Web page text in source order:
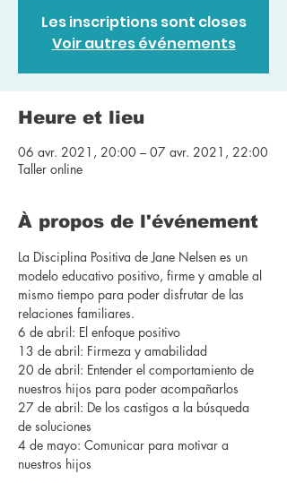
Les inscriptions sont closes
Voir autres événements
Heure et lieu
06 avr. 2021, 20:00 – 07 avr. 2021, 22:00
Taller online
À propos de l'événement
La Disciplina Positiva de Jane Nelsen es un
modelo educativo positivo, firme y amable al
mismo tiempo para poder disfrutar de las
relaciones familiares.
6 de abril: El enfoque positivo
13 de abril: Firmeza y amabilidad
20 de abril: Entender el comportamiento de
nuestros hijos para poder acompañarlos
27 de abril: De los castigos a la búsqueda
de soluciones
4 de mayo: Comunicar para motivar a
nuestros hijos